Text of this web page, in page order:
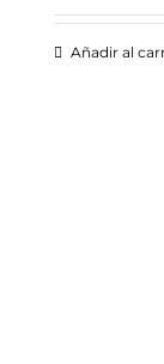
Añadir al